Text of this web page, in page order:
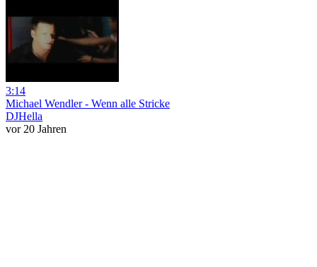
3:14
Michael Wendler - Wenn alle Stricke
DJHella
vor 20 Jahren